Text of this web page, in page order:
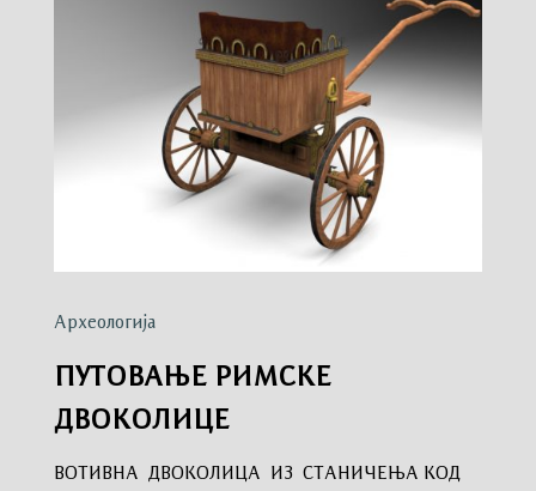
Археологија
ПУТОВАЊЕ РИМСКЕ
ДВОКОЛИЦЕ
ВОТИВНA ДВОКОЛИЦA ИЗ СТАНИЧЕЊА КОД